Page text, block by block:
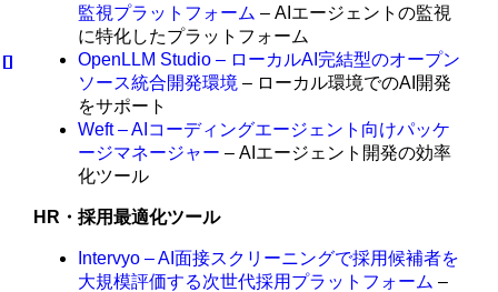
監視プラットフォーム – AIエージェントの監視
に特化したプラットフォーム
OpenLLM Studio – ローカルAI完結型のオープン
ソース統合開発環境 – ローカル環境でのAI開発
をサポート
Weft – AIコーディングエージェント向けパッケ
ージマネージャー – AIエージェント開発の効率
化ツール
HR・採用最適化ツール
Intervyo – AI面接スクリーニングで採用候補者を
大規模評価する次世代採用プラットフォーム –